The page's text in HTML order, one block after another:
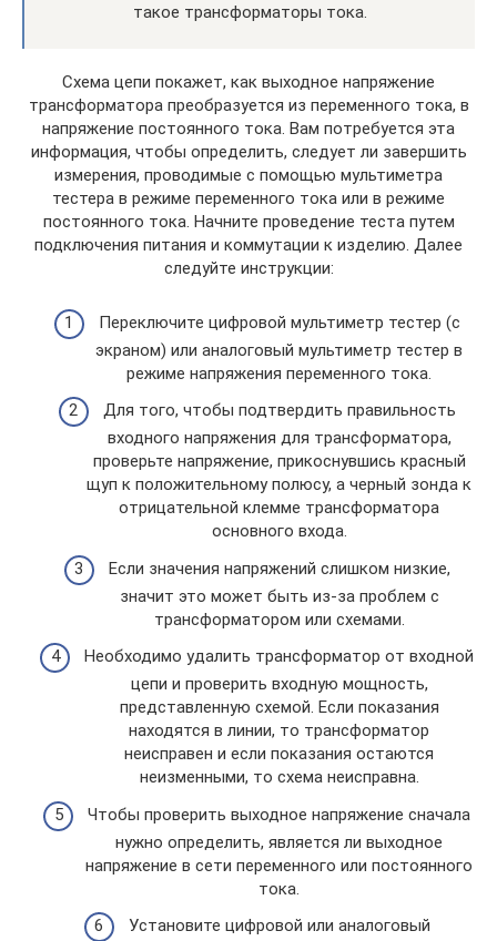
такое трансформаторы тока.
Схема цепи покажет, как выходное напряжение
трансформатора преобразуется из переменного тока, в
напряжение постоянного тока. Вам потребуется эта
информация, чтобы определить, следует ли завершить
измерения, проводимые с помощью мультиметра
тестера в режиме переменного тока или в режиме
постоянного тока. Начните проведение теста путем
подключения питания и коммутации к изделию. Далее
следуйте инструкции:
Переключите цифровой мультиметр тестер (с
экраном) или аналоговый мультиметр тестер в
режиме напряжения переменного тока.
Для того, чтобы подтвердить правильность
входного напряжения для трансформатора,
проверьте напряжение, прикоснувшись красный
щуп к положительному полюсу, а черный зонда к
отрицательной клемме трансформатора
основного входа.
Если значения напряжений слишком низкие,
значит это может быть из-за проблем с
трансформатором или схемами.
Необходимо удалить трансформатор от входной
цепи и проверить входную мощность,
представленную схемой. Если показания
находятся в линии, то трансформатор
неисправен и если показания остаются
неизменными, то схема неисправна.
Чтобы проверить выходное напряжение сначала
нужно определить, является ли выходное
напряжение в сети переменного или постоянного
тока.
Установите цифровой или аналоговый